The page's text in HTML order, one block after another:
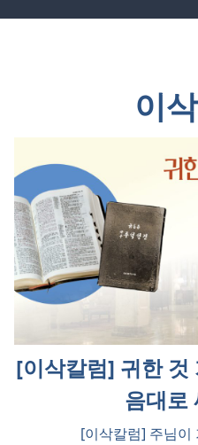
이
[이삭칼럼] 귀한 것
음대로
[이삭칼럼] 주님이